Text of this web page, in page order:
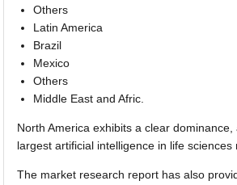
Others
Latin America
Brazil
Mexico
Others
Middle East and Afric.
North America exhibits a clear
largest artificial intelligence in life sciences
The market research report has also